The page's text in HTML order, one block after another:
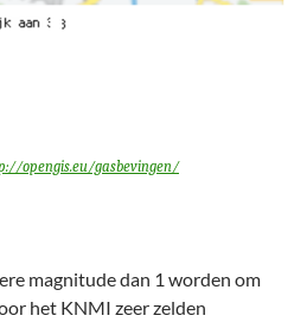
opengis.eu/gasbevingen/
magnitude dan 1 worden om
het KNMI zeer zelden